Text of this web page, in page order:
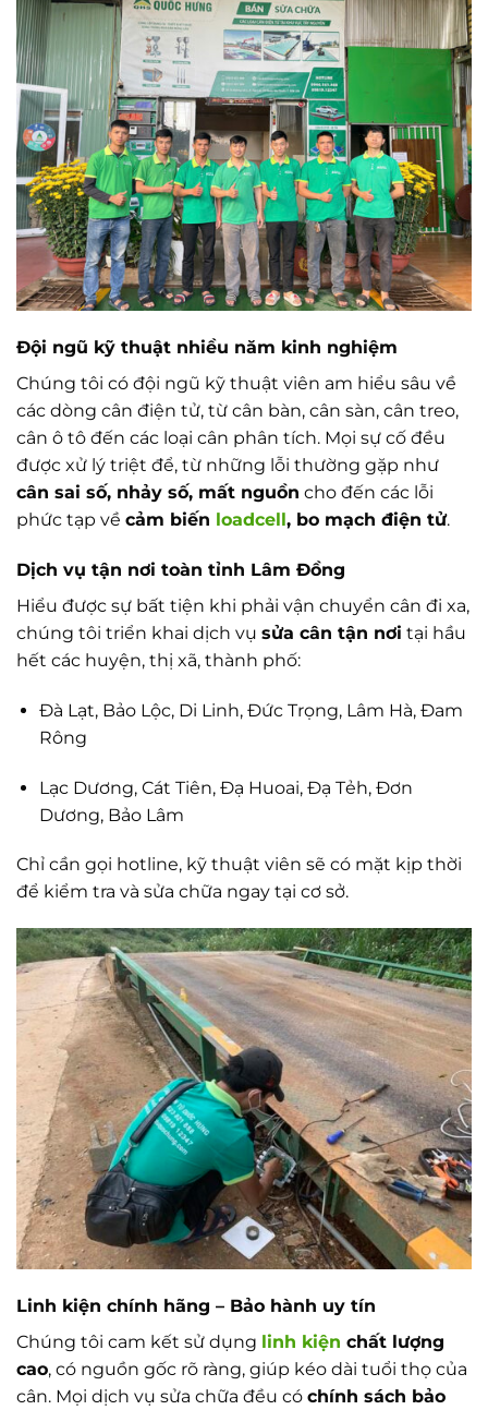
Đội ngũ kỹ thuật nhiều năm kinh nghiệm
Chúng tôi có đội ngũ kỹ thuật viên am hiểu sâu về
các dòng cân điện tử, từ cân bàn, cân sàn, cân treo,
cân ô tô đến các loại cân phân tích. Mọi sự cố đều
được xử lý triệt để, từ những lỗi thường gặp như
cân sai số, nhảy số, mất nguồn cho đến các lỗi
phức tạp về cảm biến loadcell, bo mạch điện tử.
Dịch vụ tận nơi toàn tỉnh Lâm Đồng
Hiểu được sự bất tiện khi phải vận chuyển cân đi xa,
chúng tôi triển khai dịch vụ sửa cân tận nơi tại hầu
hết các huyện, thị xã, thành phố:
Đà Lạt, Bảo Lộc, Di Linh, Đức Trọng, Lâm Hà, Đam
Rông
Lạc Dương, Cát Tiên, Đạ Huoai, Đạ Tẻh, Đơn
Dương, Bảo Lâm
Chỉ cần gọi hotline, kỹ thuật viên sẽ có mặt kịp thời
để kiểm tra và sửa chữa ngay tại cơ sở.
Linh kiện chính hãng – Bảo hành uy tín
Chúng tôi cam kết sử dụng linh kiện chất lượng
cao, có nguồn gốc rõ ràng, giúp kéo dài tuổi thọ của
cân. Mọi dịch vụ sửa chữa đều có chính sách bảo